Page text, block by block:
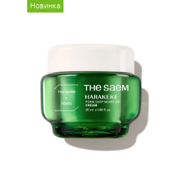
Новинка